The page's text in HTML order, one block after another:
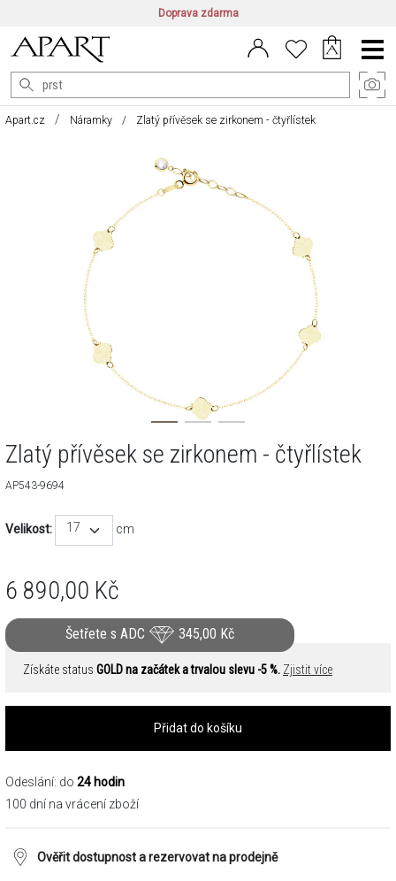
Doprava zdarma
CZ/CZK | EN/EUR PL/PLN
Main
Menu
Apart.cz Náramky Zlatý přívěsek se zirkonem - čtyřlístek
Zlatý přívěsek se zirkonem - čtyřlístek
AP543-9694
Velikost: 17 cm
6 890,00 Kč
Šetřete s ADC 345,00 Kč
Získáte status GOLD na začátek a trvalou slevu -5 %. Zjistit více
Přidat do košíku
Odeslání: do 24 hodin
100 dní na vrácení zboží
Ověřit dostupnost a rezervovat na prodejně